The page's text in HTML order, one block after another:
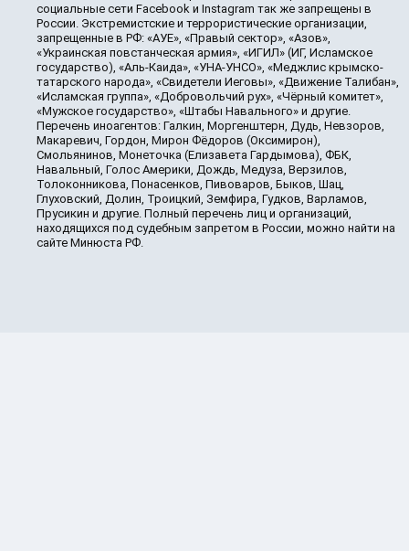
социальные сети Facebook и Instagram так же запрещены в
России. Экстремистские и террористические организации,
запрещенные в РФ: «АУЕ», «Правый сектор», «Азов»,
«Украинская повстанческая армия», «ИГИЛ» (ИГ, Исламское
государство), «Аль-Каида», «УНА-УНСО», «Меджлис крымско-
татарского народа», «Свидетели Иеговы», «Движение Талибан»,
«Исламская группа», «Добровольчий рух», «Чёрный комитет»,
«Мужское государство», «Штабы Навального» и другие.
Перечень иноагентов: Галкин, Моргенштерн, Дудь, Невзоров,
Макаревич, Гордон, Мирон Фёдоров (Оксимирон),
Смольянинов, Монеточка (Елизавета Гардымова), ФБК,
Навальный, Голос Америки, Дождь, Медуза, Верзилов,
Толоконникова, Понасенков, Пивоваров, Быков, Шац,
Глуховский, Долин, Троицкий, Земфира, Гудков, Варламов,
Прусикин и другие. Полный перечень лиц и организаций,
находящихся под судебным запретом в России, можно найти на
сайте Минюста РФ.